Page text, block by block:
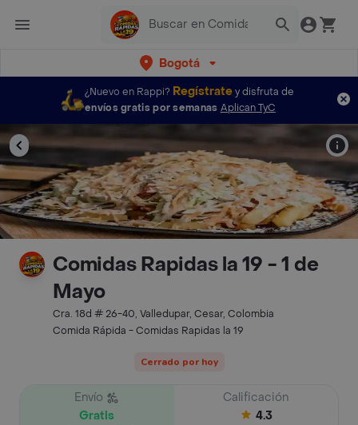
Bogotá
¿Nuevo en Rappi? Regístratey disfruta de
envíos gratis por semanas Aplican TyC
Comidas Rapidas la 19 - 1 de
Mayo
Cra. 18d # 26-40, Valledupar, Cesar, Colombia
Comida Rápida - Comidas Rapidas la 19
Cerrado por hoy
Envío
Gratis
Calificación
4.3